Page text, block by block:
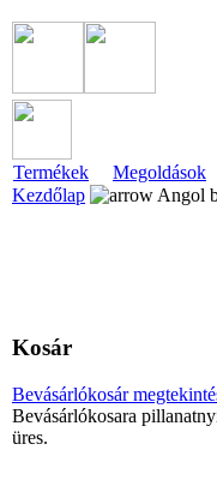
Termékek Megoldások
Kezdőlap
Angol
Kosár
Bevásárlókosár
Bevásárlókosara
üres.